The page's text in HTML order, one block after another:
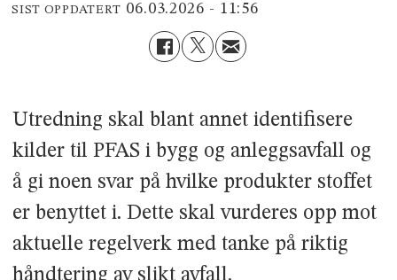
SIST OPPDATERT 06.03.2026 - 11:56
Utredning skal blant annet identifisere
kilder til PFAS i bygg og anleggsavfall og
å gi noen svar på hvilke produkter stoffet
er benyttet i. Dette skal vurderes opp mot
aktuelle regelverk med tanke på riktig